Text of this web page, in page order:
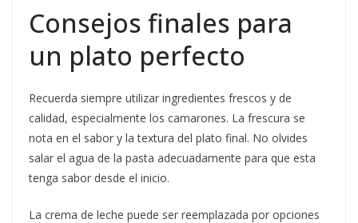
Consejos finales para
un plato perfecto
Recuerda siempre utilizar ingredientes frescos y de
calidad, especialmente los camarones. La frescura se
nota en el sabor y la textura del plato final. No olvides
salar el agua de la pasta adecuadamente para que esta
tenga sabor desde el inicio.
La crema de leche puede ser reemplazada por opciones